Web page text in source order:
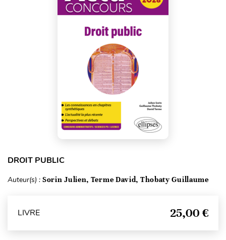
DROIT PUBLIC
Auteur(s) : Sorin Julien, Terme David, Thobaty Guillaume
LIVRE 25,00 €